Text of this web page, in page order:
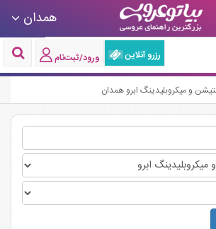
همدان
رزرو آنلاین ورود/ثبت‌نام
و میکروبلیدینگ ابرو همدان